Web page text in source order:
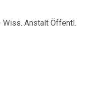
Anstalt Öffentl.